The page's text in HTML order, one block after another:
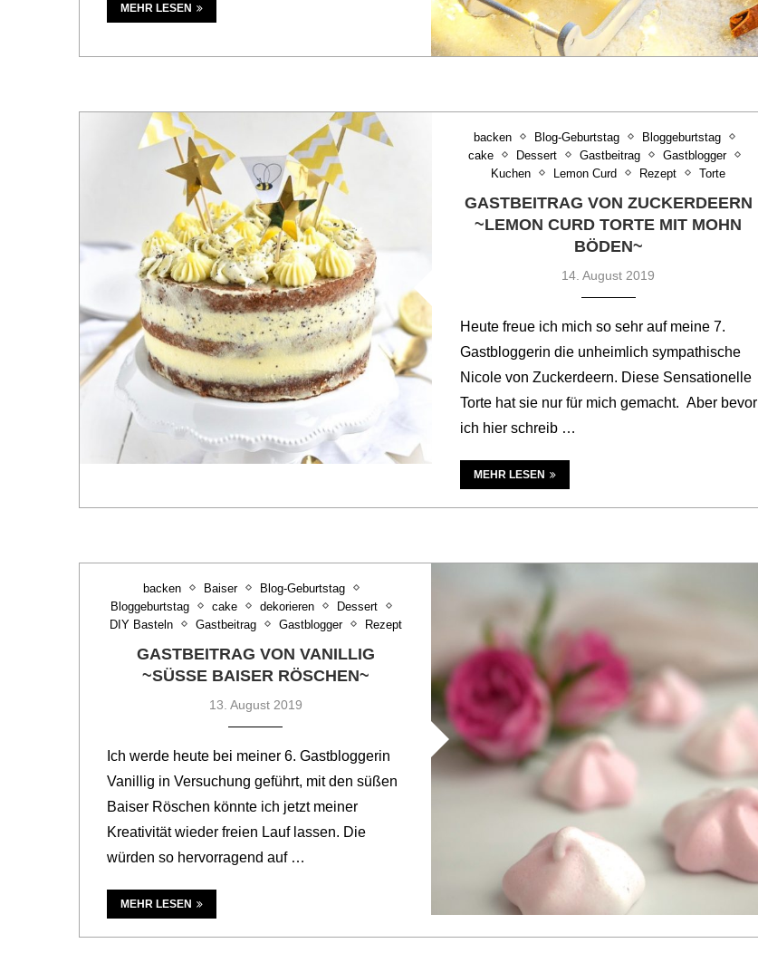
MEHR LESEN
backen Blog-Geburtstag
Bloggeburtstag
cake
Dessert Gastbeitrag
Gastblogger
Kuchen
Lemon Curd Rezept Torte
GASTBEITRAG VON ZUCKERDEERN
~LEMON CURD TORTE MIT MOHN
BÖDEN~
14. August 2019
Heute freue ich mich so sehr auf meine 7.
Gastbloggerin die unheimlich sympathische
Nicole von Zuckerdeern. Diese Sensationelle
Torte hat sie nur für mich gemacht. Aber bevor
ich hier schreib …
MEHR LESEN
backen Baiser
Blog-Geburtstag
Bloggeburtstag
cake dekorieren
Dessert
DIY Basteln
Gastbeitrag Gastblogger Rezept
GASTBEITRAG VON VANILLIG
~SÜSSE BAISER RÖSCHEN~
13. August 2019
Ich werde heute bei meiner 6. Gastbloggerin
Vanillig in Versuchung geführt, mit den süßen
Baiser Röschen könnte ich jetzt meiner
Kreativität wieder freien Lauf lassen. Die
würden so hervorragend auf …
MEHR LESEN